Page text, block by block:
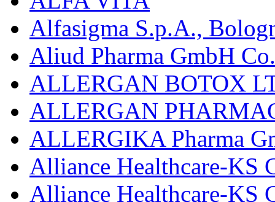
Alfasigma S.p.A.,
Aliud Pharma GmbH
ALLERGAN BOTOX
ALLERGAN
ALLERGIKA Pharma
Alliance Healthcare-KS
Alliance Healthcare-KS